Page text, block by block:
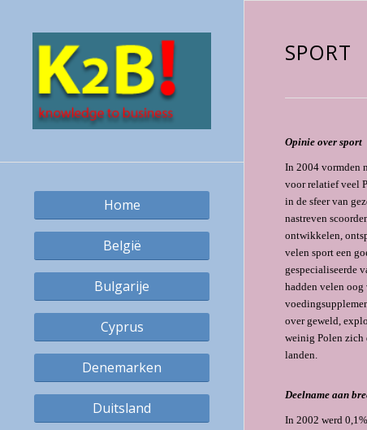
Home
België
Bulgarije
Cyprus
Denemarken
Duitsland
SPORT
Opinie over sport
In 2004 vormden
voor relatief veel
in de sfeer van
nastreven
ontwikkelen,
velen sport een
gespecialiseerde
hadden velen
over geweld,
weinig Polen zich
landen.
Deelname aan
In 2002 werd